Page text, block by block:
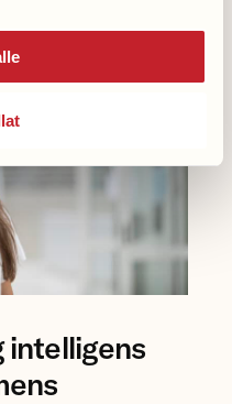
intelligens